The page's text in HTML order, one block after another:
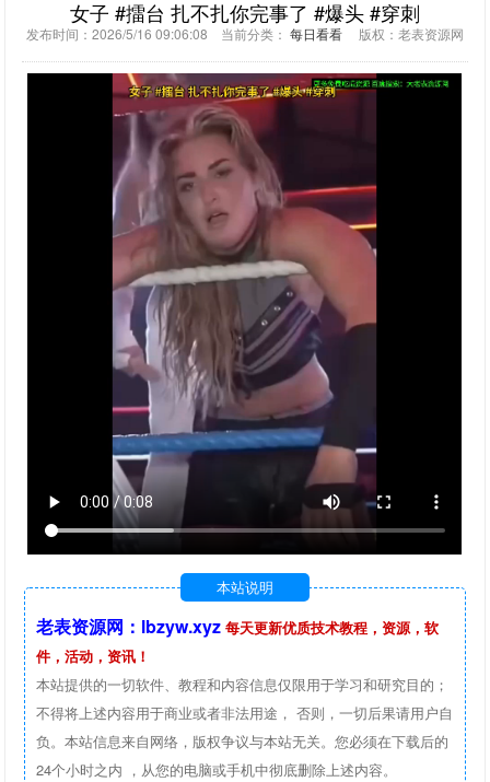
女子 #擂台 扎不扎你完事了 #爆头 #穿刺
发布时间：2026/5/16 09:06:08 当前分类： 每日看看 版权：老表资源网
本站说明
老表资源网：lbzyw.xyz 每天更新优质技术教程，资源，软
件，活动，资讯！
本站提供的一切软件、教程和内容信息仅限用于学习和研究目的；
不得将上述内容用于商业或者非法用途， 否则，一切后果请用户自
负。本站信息来自网络，版权争议与本站无关。您必须在下载后的
24个小时之内 ，从您的电脑或手机中彻底删除上述内容。